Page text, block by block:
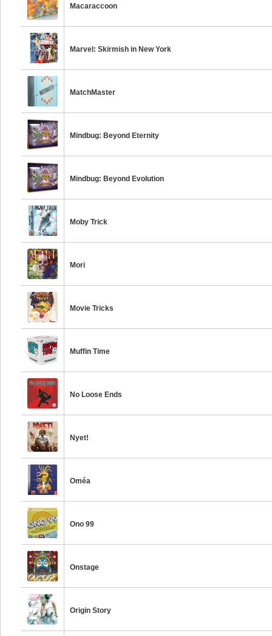
Macaraccoon
Marvel: Skirmish in New York
MatchMaster
Mindbug: Beyond Eternity
Mindbug: Beyond Evolution
Moby Trick
Mori
Movie Tricks
Muffin Time
No Loose Ends
Nyet!
Oméa
Ono 99
Onstage
Origin Story